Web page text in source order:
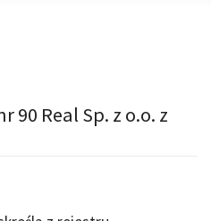
90 Real Sp. z o.o. z